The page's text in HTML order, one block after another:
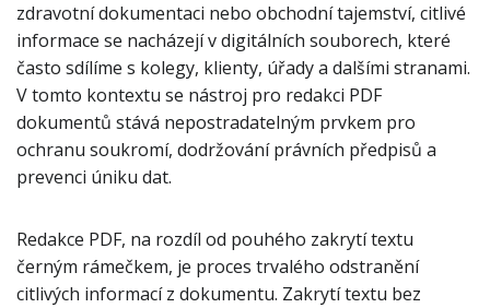
zdravotní dokumentaci nebo obchodní tajemství, citlivé
informace se nacházejí v digitálních souborech, které
často sdílíme s kolegy, klienty, úřady a dalšími stranami.
V tomto kontextu se nástroj pro redakci PDF
dokumentů stává nepostradatelným prvkem pro
ochranu soukromí, dodržování právních předpisů a
prevenci úniku dat.
Redakce PDF, na rozdíl od pouhého zakrytí textu
černým rámečkem, je proces trvalého odstranění
citlivých informací z dokumentu. Zakrytí textu bez